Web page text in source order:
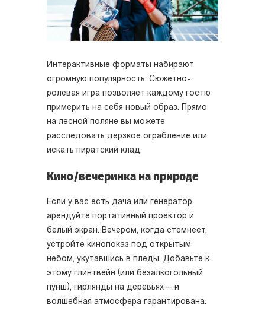
Интерактивные форматы набирают
огромную популярность. Сюжетно-
ролевая игра позволяет каждому гостю
примерить на себя новый образ. Прямо
на лесной поляне вы можете
расследовать дерзкое ограбление или
искать пиратский клад.
Кино/вечеринка на природе
Если у вас есть дача или генератор,
арендуйте портативный проектор и
белый экран. Вечером, когда стемнеет,
устройте кинопоказ под открытым
небом, укутавшись в пледы. Добавьте к
этому глинтвейн (или безалкогольный
пунш), гирлянды на деревьях — и
волшебная атмосфера гарантирована.